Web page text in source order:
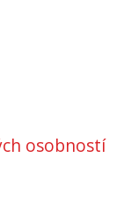
osobností